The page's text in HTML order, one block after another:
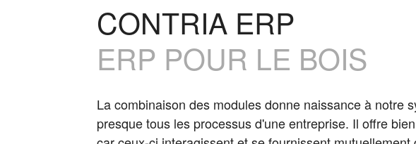
CONTRIA ERP
ERP POUR LE BOIS
La combinaison des modules donne naissance à notre
presque tous les processus d'une entreprise. Il offre